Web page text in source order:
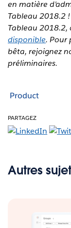
en matière
Tableau 2018.2
Tableau 2018.2,
disponible. Pour
bêta, rejoignez
préliminaires.
Product
PARTAGEZ
Autres